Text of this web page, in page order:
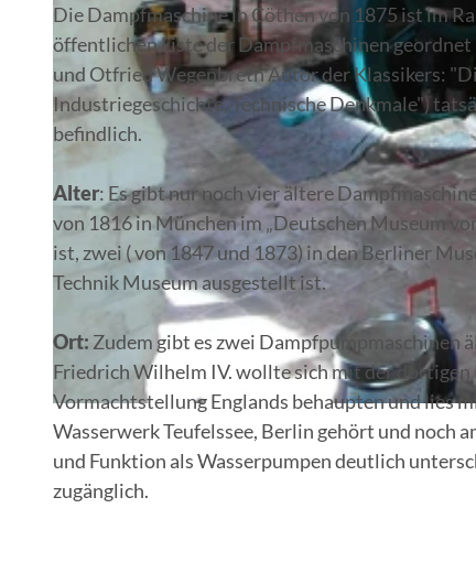
Die Dampfmaschine in Cöthen von 1875 ist im
öffentlichen Liste der Dampfmaschinen
und Otfried Wegenbreth Autor der Klassikers:
Industriegeschichte, Technische Denkmale")
befindlich.
Alter: Es gibt nur noch vier ältere
von 1816 in München im „Deutschen Museum
ist, zwei ( von 1847 und 1873) in den Berliner
Technik Museum ausgestellt ist.
Ort: Zudem gibt es zwei Dampfpumpmaschinen
Friedrich Wilhelm IV. wollte sich mit der
Vormachtstellung Englands behaupten und lies
Wasserwerk Teufelssee, Berlin gehört und noch
und Funktion als Wasserpumpen deutlich
zugänglich.